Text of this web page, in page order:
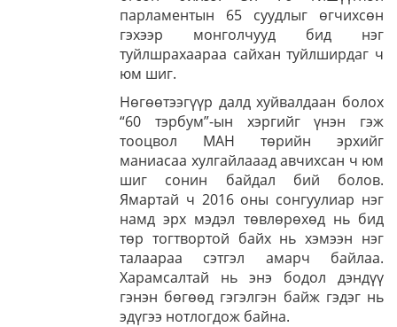
парламентын 65 суудлыг өгчихсөн
гэхээр монголчууд бид нэг
туйлшрахаараа сайхан туйлширдаг ч
юм шиг.
Нөгөөтээгүүр далд хуйвалдаан болох
“60 тэрбум”-ын хэргийг үнэн гэж
тооцвол МАН төрийн эрхийг
маниасаа хулгайлааад авчихсан ч юм
шиг сонин байдал бий болов.
Ямартай ч 2016 оны сонгуулиар нэг
намд эрх мэдэл төвлөрөхөд нь бид
төр тогтвортой байх нь хэмээн нэг
талаараа сэтгэл амарч байлаа.
Харамсалтай нь энэ бодол дэндүү
гэнэн бөгөөд гэгэлгэн байж гэдэг нь
эдүгээ нотлогдож байна.